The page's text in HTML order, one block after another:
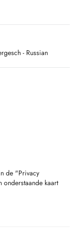
- Russian
de "Privacy
onderstaande kaart